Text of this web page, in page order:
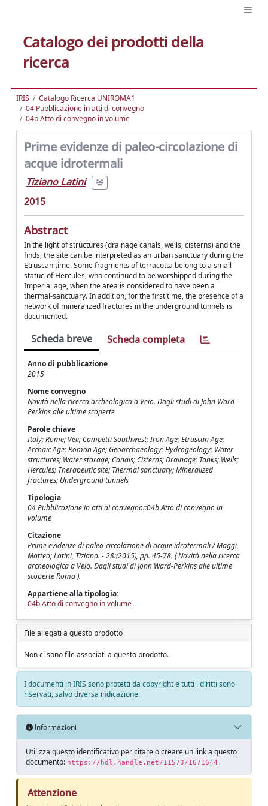
Catalogo dei prodotti della
ricerca
IRIS
Catalogo Ricerca UNIROMA1
04 Pubblicazione in atti di convegno
04b Atto di convegno in volume
Prime evidenze di paleo-circolazione di
acque idrotermali
Tiziano Latini
2015
Abstract
In the light of structures (drainage canals, wells, cisterns) and the
finds, the site can be interpreted as an urban sanctuary during the
Etruscan time. Some fragments of terracotta belong to a small
statue of Hercules, who continued to be worshipped during the
Imperial age, when the area is considered to have been a
thermal-sanctuary. In addition, for the first time, the presence of a
network of mineralized fractures in the underground tunnels is
documented.
Scheda breve Scheda completa
Anno di pubblicazione
2015
Nome convegno
Novità nella ricerca archeologica a Veio. Dagli studi di John Ward-
Perkins alle ultime scoperte
Parole chiave
Italy; Rome; Veii; Campetti Southwest; Iron Age; Etruscan Age;
Archaic Age; Roman Age; Geoarchaeology; Hydrogeology; Water
structures; Water storage; Canals; Cisterns; Drainage; Tanks; Wells;
Hercules; Therapeutic site; Thermal sanctuary; Mineralized
fractures; Underground tunnels
Tipologia
04 Pubblicazione in atti di convegno::04b Atto di convegno in
volume
Citazione
Prime evidenze di paleo-circolazione di acque idrotermali / Maggi,
Matteo; Latini, Tiziano. - 28:(2015), pp. 45-78. ( Novità nella ricerca
archeologica a Veio. Dagli studi di John Ward-Perkins alle ultime
scoperte Roma ).
Appartiene alla tipologia:
04b Atto di convegno in volume
File allegati a questo prodotto
Non ci sono file associati a questo prodotto.
I documenti in IRIS sono protetti da copyright e tutti i diritti sono
riservati, salvo diversa indicazione.
Informazioni
Utilizza questo identificativo per citare o creare un link a questo
documento: https://hdl.handle.net/11573/1671644
Attenzione